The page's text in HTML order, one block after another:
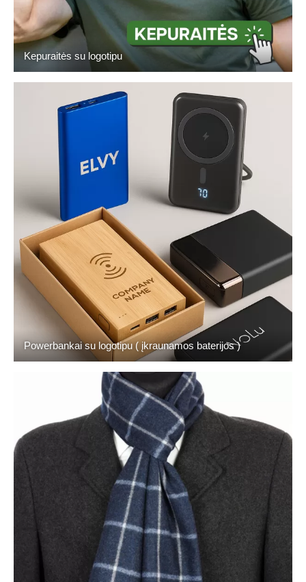
Kepuraitės su logotipu
Powerbankai su logotipu ( įkraunamos baterijos )